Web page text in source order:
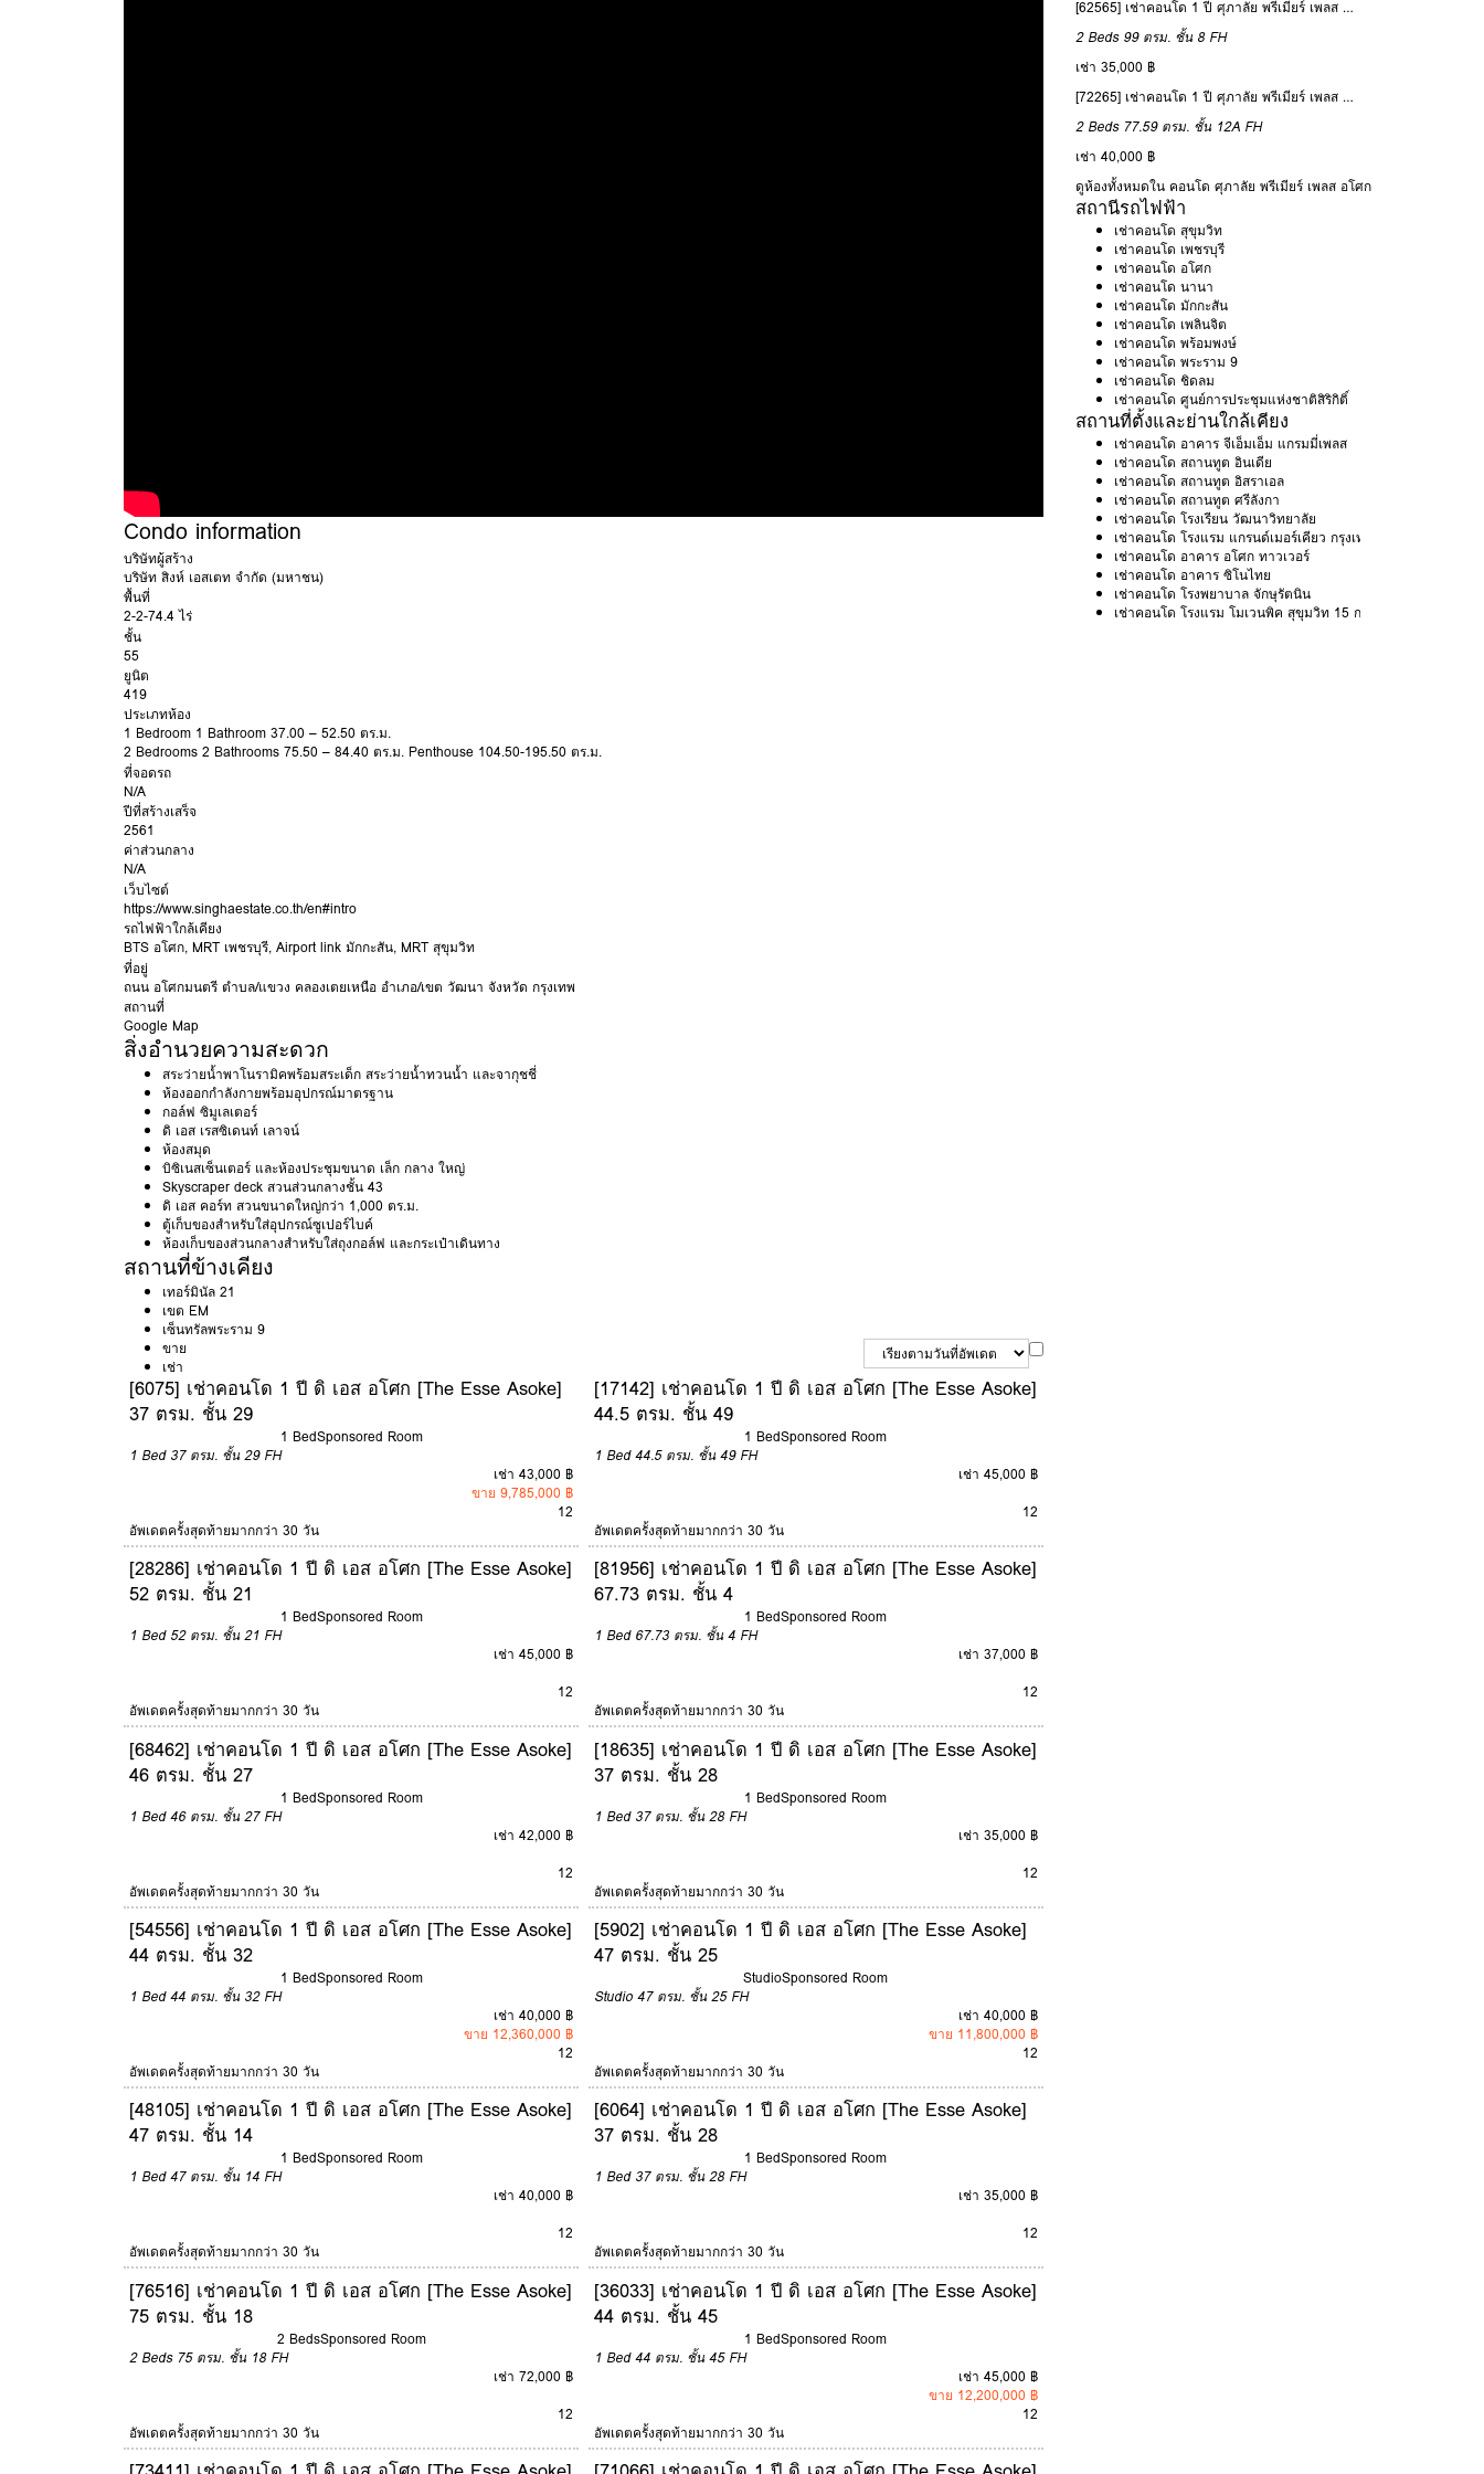
Condo information
บริษัทผู้สร้าง
บริษัท สิงห์ เอสเตท จำกัด (มหาชน)
พื้นที่
2-2-74.4 ไร่
ชั้น
55
ยูนิต
419
ประเภทห้อง
1 Bedroom 1 Bathroom 37.00 – 52.50 ตร.ม.
2 Bedrooms 2 Bathrooms 75.50 – 84.40 ตร.ม. Penthouse 104.50-195.50 ตร.ม.
ที่จอดรถ
N/A
ปีที่สร้างเสร็จ
2561
ค่าส่วนกลาง
N/A
เว็บไซต์
https://www.singhaestate.co.th/en#intro
รถไฟฟ้าใกล้เคียง
BTS อโศก, MRT เพชรบุรี, Airport link มักกะสัน, MRT สุขุมวิท
ที่อยู่
ถนน อโศกมนตรี ตำบล/แขวง คลองเตยเหนือ อำเภอ/เขต วัฒนา จังหวัด กรุงเทพ
สถานที่
Google Map
สิ่งอำนวยความสะดวก
สระว่ายน้ำพาโนรามิคพร้อมสระเด็ก สระว่ายน้ำทวนน้ำ และจากุชชี่
ห้องออกกำลังกายพร้อมอุปกรณ์มาตรฐาน
กอล์ฟ ซิมูเลเตอร์
ดิ เอส เรสซิเดนท์ เลาจน์
ห้องสมุด
บิซิเนสเซ็นเตอร์ และห้องประชุมขนาด เล็ก กลาง ใหญ่
Skyscraper deck สวนส่วนกลางชั้น 43
ดิ เอส คอร์ท สวนขนาดใหญ่กว่า 1,000 ตร.ม.
ตู้เก็บของสำหรับใส่อุปกรณ์ซูเปอร์ไบค์
ห้องเก็บของส่วนกลางสำหรับใส่ถุงกอล์ฟ และกระเป๋าเดินทาง
สถานที่ข้างเคียง
เทอร์มินัล 21
เขต EM
เซ็นทรัลพระราม 9
ขาย
เช่า
[6075] เช่าคอนโด 1 ปี ดิ เอส อโศก [The Esse Asoke]
37 ตรม. ชั้น 29
1 BedSponsored Room
1 Bed 37 ตรม. ชั้น 29 FH
เช่า 43,000 ฿
ขาย 9,785,000 ฿
12
อัพเดตครั้งสุดท้ายมากกว่า 30 วัน
[17142] เช่าคอนโด 1 ปี ดิ เอส อโศก [The Esse Asoke]
44.5 ตรม. ชั้น 49
1 BedSponsored Room
1 Bed 44.5 ตรม. ชั้น 49 FH
เช่า 45,000 ฿
12
อัพเดตครั้งสุดท้ายมากกว่า 30 วัน
[28286] เช่าคอนโด 1 ปี ดิ เอส อโศก [The Esse Asoke]
52 ตรม. ชั้น 21
1 BedSponsored Room
1 Bed 52 ตรม. ชั้น 21 FH
เช่า 45,000 ฿
12
อัพเดตครั้งสุดท้ายมากกว่า 30 วัน
[81956] เช่าคอนโด 1 ปี ดิ เอส อโศก [The Esse Asoke]
67.73 ตรม. ชั้น 4
1 BedSponsored Room
1 Bed 67.73 ตรม. ชั้น 4 FH
เช่า 37,000 ฿
12
อัพเดตครั้งสุดท้ายมากกว่า 30 วัน
[68462] เช่าคอนโด 1 ปี ดิ เอส อโศก [The Esse Asoke]
46 ตรม. ชั้น 27
1 BedSponsored Room
1 Bed 46 ตรม. ชั้น 27 FH
เช่า 42,000 ฿
12
อัพเดตครั้งสุดท้ายมากกว่า 30 วัน
[18635] เช่าคอนโด 1 ปี ดิ เอส อโศก [The Esse Asoke]
37 ตรม. ชั้น 28
1 BedSponsored Room
1 Bed 37 ตรม. ชั้น 28 FH
เช่า 35,000 ฿
12
อัพเดตครั้งสุดท้ายมากกว่า 30 วัน
[54556] เช่าคอนโด 1 ปี ดิ เอส อโศก [The Esse Asoke]
44 ตรม. ชั้น 32
1 BedSponsored Room
1 Bed 44 ตรม. ชั้น 32 FH
เช่า 40,000 ฿
ขาย 12,360,000 ฿
12
อัพเดตครั้งสุดท้ายมากกว่า 30 วัน
[5902] เช่าคอนโด 1 ปี ดิ เอส อโศก [The Esse Asoke]
47 ตรม. ชั้น 25
StudioSponsored Room
Studio 47 ตรม. ชั้น 25 FH
เช่า 40,000 ฿
ขาย 11,800,000 ฿
12
อัพเดตครั้งสุดท้ายมากกว่า 30 วัน
[48105] เช่าคอนโด 1 ปี ดิ เอส อโศก [The Esse Asoke]
47 ตรม. ชั้น 14
1 BedSponsored Room
1 Bed 47 ตรม. ชั้น 14 FH
เช่า 40,000 ฿
12
อัพเดตครั้งสุดท้ายมากกว่า 30 วัน
[6064] เช่าคอนโด 1 ปี ดิ เอส อโศก [The Esse Asoke]
37 ตรม. ชั้น 28
1 BedSponsored Room
1 Bed 37 ตรม. ชั้น 28 FH
เช่า 35,000 ฿
12
อัพเดตครั้งสุดท้ายมากกว่า 30 วัน
[76516] เช่าคอนโด 1 ปี ดิ เอส อโศก [The Esse Asoke]
75 ตรม. ชั้น 18
2 BedsSponsored Room
2 Beds 75 ตรม. ชั้น 18 FH
เช่า 72,000 ฿
12
อัพเดตครั้งสุดท้ายมากกว่า 30 วัน
[36033] เช่าคอนโด 1 ปี ดิ เอส อโศก [The Esse Asoke]
44 ตรม. ชั้น 45
1 BedSponsored Room
1 Bed 44 ตรม. ชั้น 45 FH
เช่า 45,000 ฿
ขาย 12,200,000 ฿
12
อัพเดตครั้งสุดท้ายมากกว่า 30 วัน
[62565] เช่าคอนโด 1 ปี ศุภาลัย พรีเมียร์ เพลส อโศก 99 ตรม. ชั้น 8
2 Beds 99 ตรม. ชั้น 8 FH
เช่า 35,000 ฿
[72265] เช่าคอนโด 1 ปี ศุภาลัย พรีเมียร์ เพลส อโศก 77.59 ตรม. ชั้น 12A
2 Beds 77.59 ตรม. ชั้น 12A FH
เช่า 40,000 ฿
ดูห้องทั้งหมดใน คอนโด ศุภาลัย พรีเมียร์ เพลส อโศก
สถานีรถไฟฟ้า
เช่าคอนโด สุขุมวิท
เช่าคอนโด เพชรบุรี
เช่าคอนโด อโศก
เช่าคอนโด นานา
เช่าคอนโด มักกะสัน
เช่าคอนโด เพลินจิต
เช่าคอนโด พร้อมพงษ์
เช่าคอนโด พระราม 9
เช่าคอนโด ชิดลม
เช่าคอนโด ศูนย์การประชุมแห่งชาติสิริกิติ์
สถานที่ตั้งและย่านใกล้เคียง
เช่าคอนโด อาคาร จีเอ็มเอ็ม แกรมมี่เพลส
เช่าคอนโด สถานทูต อินเดีย
เช่าคอนโด สถานทูต อิสราเอล
เช่าคอนโด สถานทูต ศรีลังกา
เช่าคอนโด โรงเรียน วัฒนาวิทยาลัย
เช่าคอนโด โรงแรม แกรนด์เมอร์เคียว กรุงเทพ อโศก เรสซิเดนซ์
เช่าคอนโด อาคาร อโศก ทาวเวอร์
เช่าคอนโด อาคาร ซิโนไทย
เช่าคอนโด โรงพยาบาล จักษุรัตนิน
เช่าคอนโด โรงแรม โมเวนพิค สุขุมวิท 15 กรุงเทพ